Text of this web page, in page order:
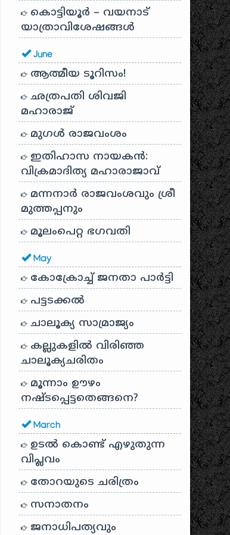
കൊട്ടിയൂർ – വയനാട്
യാത്രാവിശേഷങ്ങൾ
June
ആത്മീയ ടൂറിസം!
ഛത്രപതി ശിവജി
മഹാരാജ്
മുഗൾ രാജവംശം
ഇതിഹാസ നായകൻ:
വിക്രമാദിത്യ മഹാരാജാവ്
മന്നനാർ രാജവംശവും ശ്രീ
മുത്തപ്പനും
മൂലംപെറ്റ ഭഗവതി
May
കോക്രോച്ച് ജനതാ പാർട്ടി
പട്ടടക്കൽ
ചാലൂക്യ സാമ്രാജ്യം
കല്ലുകളിൽ വിരിഞ്ഞ
ചാലൂക്യചരിതം
മൂന്നാം ഊഴം
നഷ്ടപ്പെട്ടതെങ്ങനെ?
March
ഉടൽ കൊണ്ട് എഴുതുന്ന
വിപ്ലവം
തോറയുടെ ചരിത്രം
സനാതനം
ജനാധിപത്യവും